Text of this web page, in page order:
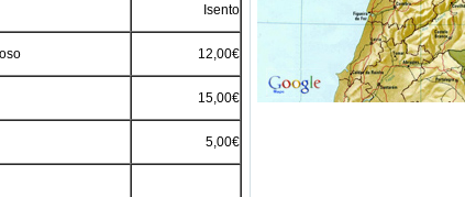
Isento
12,00€
15,00€
5,00€